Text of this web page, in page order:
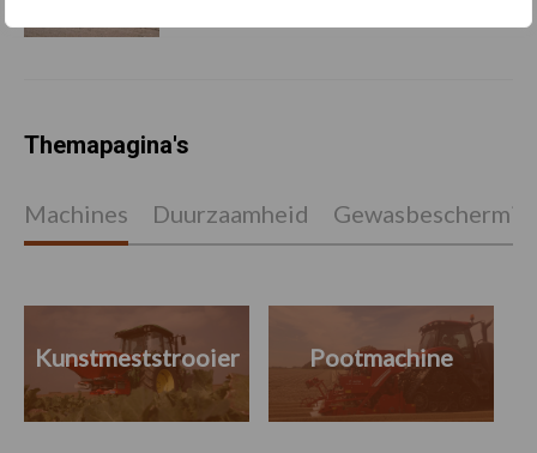
Themapagina's
Machines Duurzaamheid
Kunstmeststrooier Pootmachine